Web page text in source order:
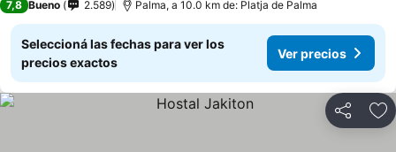
7,8 Bueno 2.589 Palma, a 10.0 km de: Platja de Palma
Seleccioná las fechas para ver los
precios exactos
Ver precios
Compartir